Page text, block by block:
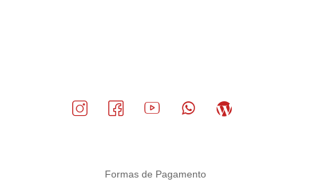
Formas de Pagamento